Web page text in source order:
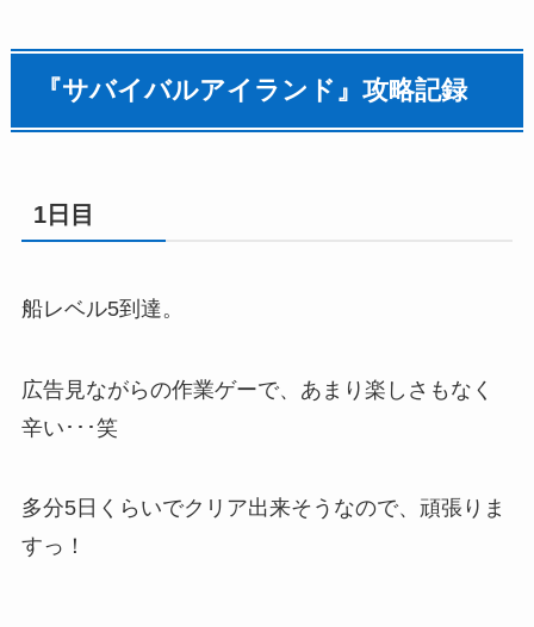
『サバイバルアイランド』攻略記録
1日目
船レベル5到達。
広告見ながらの作業ゲーで、あまり楽しさもなく
辛い･･･笑
多分5日くらいでクリア出来そうなので、頑張りま
すっ！